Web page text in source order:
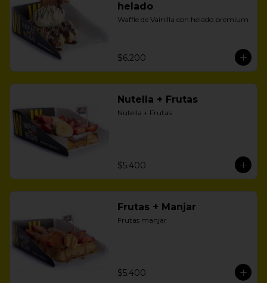
helado
Waffle de Vainilla con helado premium
$6.200
Nutella + Frutas
Nutella + Frutas
$5.400
Frutas + Manjar
Frutas manjar
$5.400